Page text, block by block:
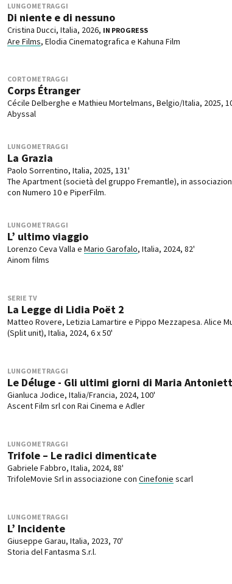
LUNGOMETRAGGI
Di niente e di nessuno
Cristina Ducci, Italia, 2026, IN PROGRESS
Are Films, Elodia Cinematografica e Kahuna Film
CORTOMETRAGGI
Corps Étranger
Cécile Delberghe e Mathieu Mortelmans, Belgio/Italia, 2025,
Abyssal
LUNGOMETRAGGI
La Grazia
Paolo Sorrentino, Italia, 2025, 131'
The Apartment (società del gruppo Fremantle), in
con Numero 10 e PiperFilm.
LUNGOMETRAGGI
L’ ultimo viaggio
Lorenzo Ceva Valla e Mario Garofalo, Italia, 2024, 82'
Ainom films
SERIE TV
La Legge di Lidia Poët 2
Matteo Rovere, Letizia Lamartire e Pippo Mezzapesa. Alice
(Split unit), Italia, 2024, 6 x 50'
LUNGOMETRAGGI
Le Déluge - Gli ultimi giorni di Maria
Gianluca Jodice, Italia/Francia, 2024, 100'
Ascent Film srl con Rai Cinema e Adler
LUNGOMETRAGGI
Trifole – Le radici dimenticate
Gabriele Fabbro, Italia, 2024, 88'
TrifoleMovie Srl in associazione con Cinefonie scarl
LUNGOMETRAGGI
L’ Incidente
Giuseppe Garau, Italia, 2023, 70'
Storia del Fantasma S.r.l.